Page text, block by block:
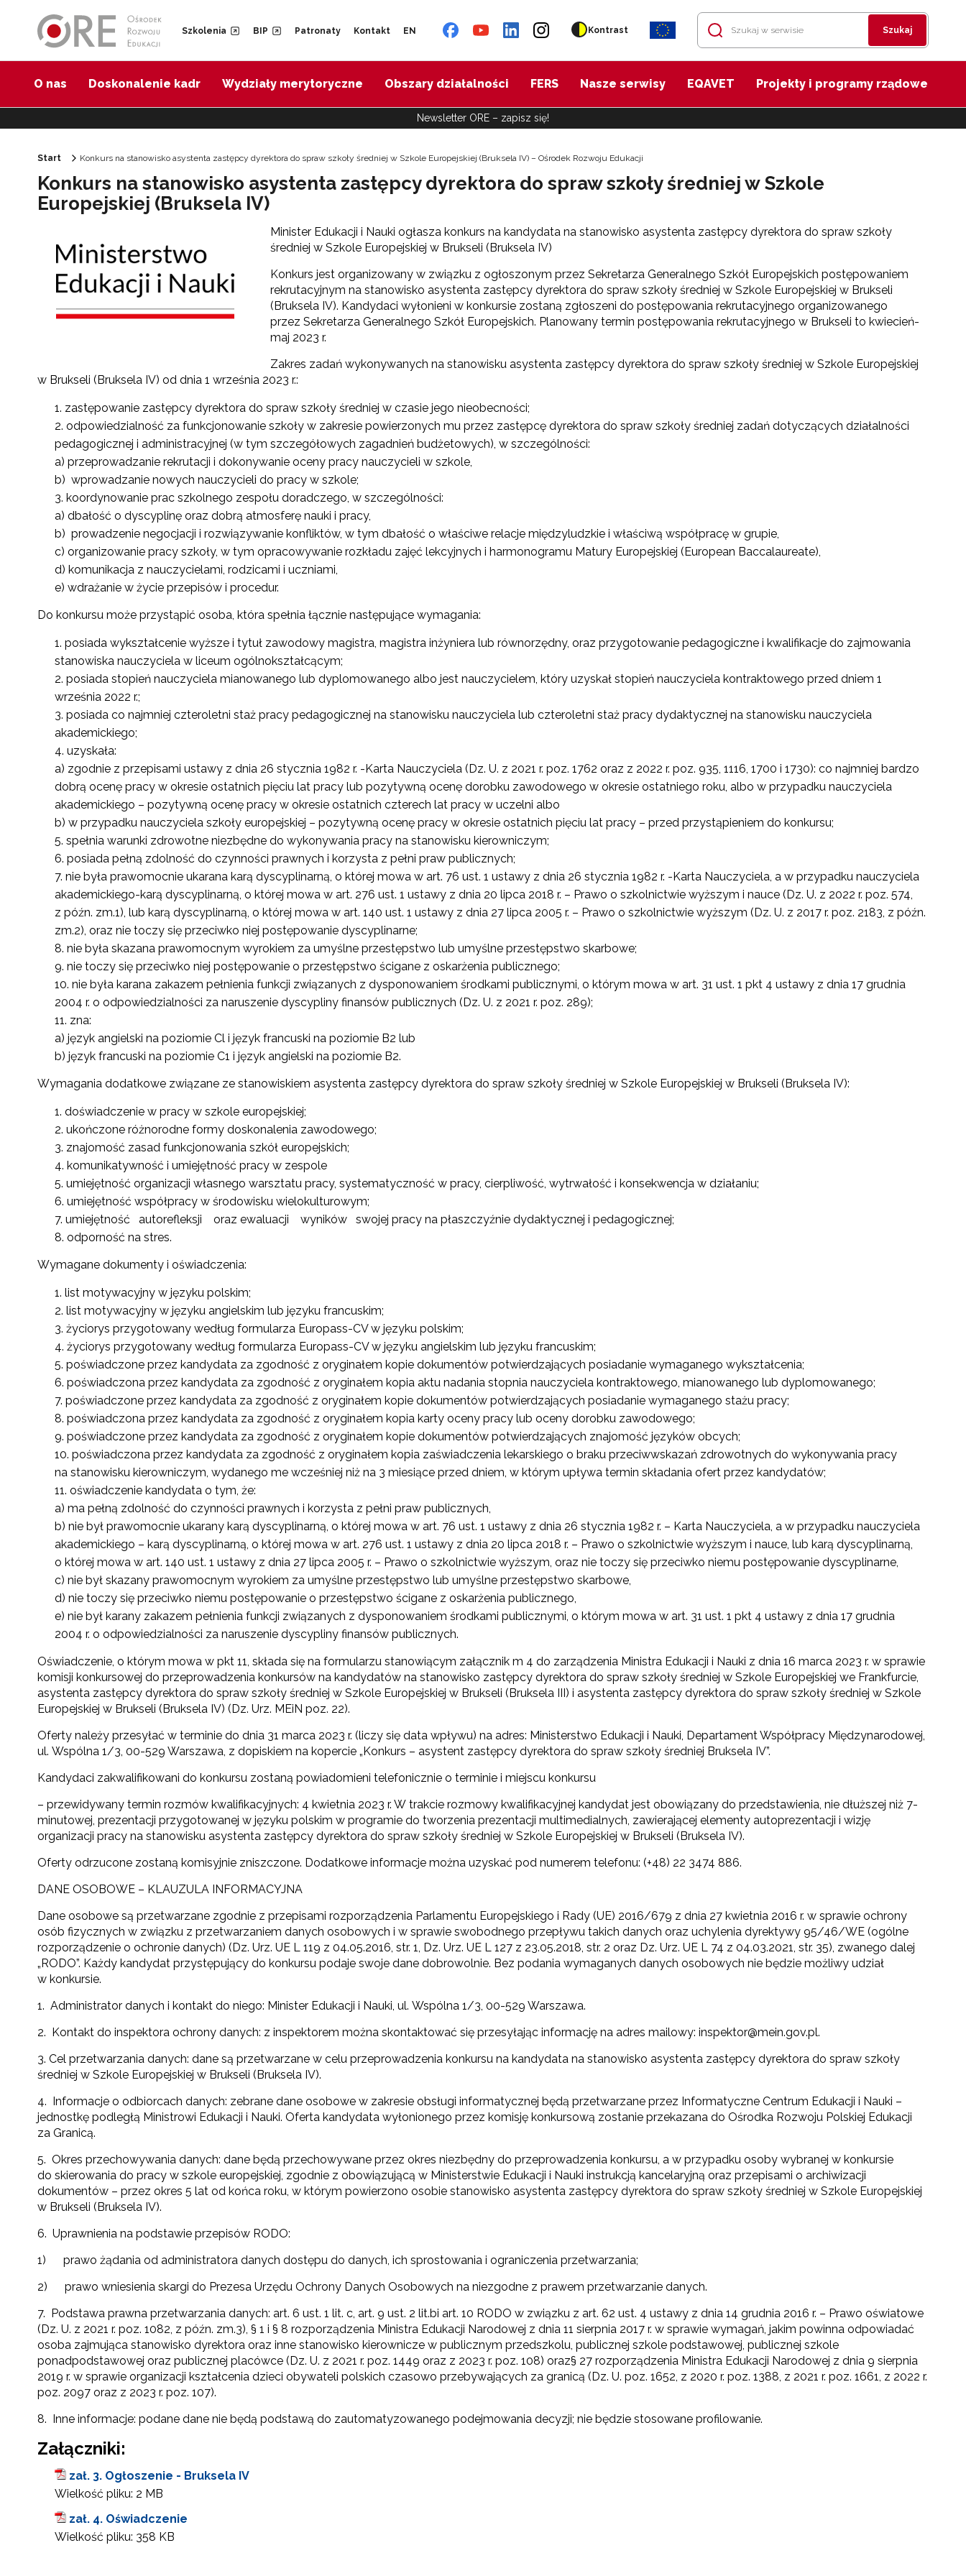
Szkolenia BIP Patronaty Kontakt EN Kontrast Szukaj
O nas Doskonalenie kadr Wydziały merytoryczne Obszary działalności FERS Nasze serwisy EQAVET Projekty i programy rządowe
Newsletter ORE – zapisz się!
Start Konkurs na stanowisko asystenta zastępcy dyrektora do spraw szkoły średniej w Szkole Europejskiej (Bruksela IV) – Ośrodek Rozwoju Edukacji
Konkurs na stanowisko asystenta zastępcy dyrektora do spraw szkoły średniej w Szkole
Europejskiej (Bruksela IV)
Minister Edukacji i Nauki ogłasza konkurs na kandydata na stanowisko asystenta zastępcy dyrektora do spraw szkoły
średniej w Szkole Europejskiej w Brukseli (Bruksela IV)
Konkurs jest organizowany w związku z ogłoszonym przez Sekretarza Generalnego Szkół Europejskich postępowaniem
rekrutacyjnym na stanowisko asystenta zastępcy dyrektora do spraw szkoły średniej w Szkole Europejskiej w Brukseli
(Bruksela IV). Kandydaci wyłonieni w konkursie zostaną zgłoszeni do postępowania rekrutacyjnego organizowanego
przez Sekretarza Generalnego Szkół Europejskich. Planowany termin postępowania rekrutacyjnego w Brukseli to kwiecień-
maj 2023 r.
Zakres zadań wykonywanych na stanowisku asystenta zastępcy dyrektora do spraw szkoły średniej w Szkole Europejskiej
w Brukseli (Bruksela IV) od dnia 1 września 2023 r.:
zastępowanie zastępcy dyrektora do spraw szkoły średniej w czasie jego nieobecności;
odpowiedzialność za funkcjonowanie szkoły w zakresie powierzonych mu przez zastępcę dyrektora do spraw szkoły średniej zadań dotyczących działalności
pedagogicznej i administracyjnej (w tym szczegółowych zagadnień budżetowych), w szczególności:
a) przeprowadzanie rekrutacji i dokonywanie oceny pracy nauczycieli w szkole,
b) wprowadzanie nowych nauczycieli do pracy w szkole;
koordynowanie prac szkolnego zespołu doradczego, w szczególności:
a) dbałość o dyscyplinę oraz dobrą atmosferę nauki i pracy,
b) prowadzenie negocjacji i rozwiązywanie konfliktów, w tym dbałość o właściwe relacje międzyludzkie i właściwą współpracę w grupie,
c) organizowanie pracy szkoły, w tym opracowywanie rozkładu zajęć lekcyjnych i harmonogramu Matury Europejskiej (European Baccalaureate),
d) komunikacja z nauczycielami, rodzicami i uczniami,
e) wdrażanie w życie przepisów i procedur.
Do konkursu może przystąpić osoba, która spełnia łącznie następujące wymagania:
posiada wykształcenie wyższe i tytuł zawodowy magistra, magistra inżyniera lub równorzędny, oraz przygotowanie pedagogiczne i kwalifikacje do zajmowania
stanowiska nauczyciela w liceum ogólnokształcącym;
posiada stopień nauczyciela mianowanego lub dyplomowanego albo jest nauczycielem, który uzyskał stopień nauczyciela kontraktowego przed dniem 1
września 2022 r.;
posiada co najmniej czteroletni staż pracy pedagogicznej na stanowisku nauczyciela lub czteroletni staż pracy dydaktycznej na stanowisku nauczyciela
akademickiego;
uzyskała:
a) zgodnie z przepisami ustawy z dnia 26 stycznia 1982 r. -Karta Nauczyciela (Dz. U. z 2021 r. poz. 1762 oraz z 2022 r. poz. 935, 1116, 1700 i 1730): co najmniej bardzo
dobrą ocenę pracy w okresie ostatnich pięciu lat pracy lub pozytywną ocenę dorobku zawodowego w okresie ostatniego roku, albo w przypadku nauczyciela
akademickiego – pozytywną ocenę pracy w okresie ostatnich czterech lat pracy w uczelni albo
b) w przypadku nauczyciela szkoły europejskiej – pozytywną ocenę pracy w okresie ostatnich pięciu lat pracy – przed przystąpieniem do konkursu;
spełnia warunki zdrowotne niezbędne do wykonywania pracy na stanowisku kierowniczym;
posiada pełną zdolność do czynności prawnych i korzysta z pełni praw publicznych;
nie była prawomocnie ukarana karą dyscyplinarną, o której mowa w art. 76 ust. 1 ustawy z dnia 26 stycznia 1982 r. -Karta Nauczyciela, a w przypadku nauczyciela
akademickiego-karą dyscyplinarną, o której mowa w art. 276 ust. 1 ustawy z dnia 20 lipca 2018 r. – Prawo o szkolnictwie wyższym i nauce (Dz. U. z 2022 r. poz. 574,
z późn. zm.1), lub karą dyscyplinarną, o której mowa w art. 140 ust. 1 ustawy z dnia 27 lipca 2005 r. – Prawo o szkolnictwie wyższym (Dz. U. z 2017 r. poz. 2183, z późn.
zm.2), oraz nie toczy się przeciwko niej postępowanie dyscyplinarne;
nie była skazana prawomocnym wyrokiem za umyślne przestępstwo lub umyślne przestępstwo skarbowe;
nie toczy się przeciwko niej postępowanie o przestępstwo ścigane z oskarżenia publicznego;
nie była karana zakazem pełnienia funkcji związanych z dysponowaniem środkami publicznymi, o którym mowa w art. 31 ust. 1 pkt 4 ustawy z dnia 17 grudnia
2004 r. o odpowiedzialności za naruszenie dyscypliny finansów publicznych (Dz. U. z 2021 r. poz. 289);
zna:
a) język angielski na poziomie Cl i język francuski na poziomie B2 lub
b) język francuski na poziomie C1 i język angielski na poziomie B2.
Wymagania dodatkowe związane ze stanowiskiem asystenta zastępcy dyrektora do spraw szkoły średniej w Szkole Europejskiej w Brukseli (Bruksela IV):
doświadczenie w pracy w szkole europejskiej;
ukończone różnorodne formy doskonalenia zawodowego;
znajomość zasad funkcjonowania szkół europejskich;
komunikatywność i umiejętność pracy w zespole
umiejętność organizacji własnego warsztatu pracy, systematyczność w pracy, cierpliwość, wytrwałość i konsekwencja w działaniu;
umiejętność współpracy w środowisku wielokulturowym;
umiejętność autorefleksji oraz ewaluacji wyników swojej pracy na płaszczyźnie dydaktycznej i pedagogicznej;
odporność na stres.
Wymagane dokumenty i oświadczenia:
list motywacyjny w języku polskim;
list motywacyjny w języku angielskim lub języku francuskim;
życiorys przygotowany według formularza Europass-CV w języku polskim;
życiorys przygotowany według formularza Europass-CV w języku angielskim lub języku francuskim;
poświadczone przez kandydata za zgodność z oryginałem kopie dokumentów potwierdzających posiadanie wymaganego wykształcenia;
poświadczona przez kandydata za zgodność z oryginałem kopia aktu nadania stopnia nauczyciela kontraktowego, mianowanego lub dyplomowanego;
poświadczone przez kandydata za zgodność z oryginałem kopie dokumentów potwierdzających posiadanie wymaganego stażu pracy;
poświadczona przez kandydata za zgodność z oryginałem kopia karty oceny pracy lub oceny dorobku zawodowego;
poświadczone przez kandydata za zgodność z oryginałem kopie dokumentów potwierdzających znajomość języków obcych;
poświadczona przez kandydata za zgodność z oryginałem kopia zaświadczenia lekarskiego o braku przeciwwskazań zdrowotnych do wykonywania pracy
na stanowisku kierowniczym, wydanego me wcześniej niż na 3 miesiące przed dniem, w którym upływa termin składania ofert przez kandydatów;
oświadczenie kandydata o tym, że:
a) ma pełną zdolność do czynności prawnych i korzysta z pełni praw publicznych,
b) nie był prawomocnie ukarany karą dyscyplinarną, o której mowa w art. 76 ust. 1 ustawy z dnia 26 stycznia 1982 r. – Karta Nauczyciela, a w przypadku nauczyciela
akademickiego – karą dyscyplinarną, o której mowa w art. 276 ust. 1 ustawy z dnia 20 lipca 2018 r. – Prawo o szkolnictwie wyższym i nauce, lub karą dyscyplinarną,
o której mowa w art. 140 ust. 1 ustawy z dnia 27 lipca 2005 r. – Prawo o szkolnictwie wyższym, oraz nie toczy się przeciwko niemu postępowanie dyscyplinarne,
c) nie był skazany prawomocnym wyrokiem za umyślne przestępstwo lub umyślne przestępstwo skarbowe,
d) nie toczy się przeciwko niemu postępowanie o przestępstwo ścigane z oskarżenia publicznego,
e) nie był karany zakazem pełnienia funkcji związanych z dysponowaniem środkami publicznymi, o którym mowa w art. 31 ust. 1 pkt 4 ustawy z dnia 17 grudnia
2004 r. o odpowiedzialności za naruszenie dyscypliny finansów publicznych.
Oświadczenie, o którym mowa w pkt 11, składa się na formularzu stanowiącym załącznik m 4 do zarządzenia Ministra Edukacji i Nauki z dnia 16 marca 2023 r. w sprawie
komisji konkursowej do przeprowadzenia konkursów na kandydatów na stanowisko zastępcy dyrektora do spraw szkoły średniej w Szkole Europejskiej we Frankfurcie,
asystenta zastępcy dyrektora do spraw szkoły średniej w Szkole Europejskiej w Brukseli (Bruksela III) i asystenta zastępcy dyrektora do spraw szkoły średniej w Szkole
Europejskiej w Brukseli (Bruksela IV) (Dz. Urz. MEiN poz. 22).
Oferty należy przesyłać w terminie do dnia 31 marca 2023 r. (liczy się data wpływu) na adres: Ministerstwo Edukacji i Nauki, Departament Współpracy Międzynarodowej,
ul. Wspólna 1/3, 00-529 Warszawa, z dopiskiem na kopercie „Konkurs – asystent zastępcy dyrektora do spraw szkoły średniej Bruksela IV”.
Kandydaci zakwalifikowani do konkursu zostaną powiadomieni telefonicznie o terminie i miejscu konkursu
– przewidywany termin rozmów kwalifikacyjnych: 4 kwietnia 2023 r. W trakcie rozmowy kwalifikacyjnej kandydat jest obowiązany do przedstawienia, nie dłuższej niż 7-
minutowej, prezentacji przygotowanej w języku polskim w programie do tworzenia prezentacji multimedialnych, zawierającej elementy autoprezentacji i wizję
organizacji pracy na stanowisku asystenta zastępcy dyrektora do spraw szkoły średniej w Szkole Europejskiej w Brukseli (Bruksela IV).
Oferty odrzucone zostaną komisyjnie zniszczone. Dodatkowe informacje można uzyskać pod numerem telefonu: (+48) 22 3474 886.
DANE OSOBOWE – KLAUZULA INFORMACYJNA
Dane osobowe są przetwarzane zgodnie z przepisami rozporządzenia Parlamentu Europejskiego i Rady (UE) 2016/679 z dnia 27 kwietnia 2016 r. w sprawie ochrony
osób fizycznych w związku z przetwarzaniem danych osobowych i w sprawie swobodnego przepływu takich danych oraz uchylenia dyrektywy 95/46/WE (ogólne
rozporządzenie o ochronie danych) (Dz. Urz. UE L 119 z 04.05.2016, str. 1, Dz. Urz. UE L 127 z 23.05.2018, str. 2 oraz Dz. Urz. UE L 74 z 04.03.2021, str. 35), zwanego dalej
„RODO”. Każdy kandydat przystępujący do konkursu podaje swoje dane dobrowolnie. Bez podania wymaganych danych osobowych nie będzie możliwy udział
w konkursie.
1. Administrator danych i kontakt do niego: Minister Edukacji i Nauki, ul. Wspólna 1/3, 00-529 Warszawa.
2. Kontakt do inspektora ochrony danych: z inspektorem można skontaktować się przesyłając informację na adres mailowy: inspektor@mein.gov.pl.
3. Cel przetwarzania danych: dane są przetwarzane w celu przeprowadzenia konkursu na kandydata na stanowisko asystenta zastępcy dyrektora do spraw szkoły
średniej w Szkole Europejskiej w Brukseli (Bruksela IV).
4. Informacje o odbiorcach danych: zebrane dane osobowe w zakresie obsługi informatycznej będą przetwarzane przez Informatyczne Centrum Edukacji i Nauki –
jednostkę podległą Ministrowi Edukacji i Nauki. Oferta kandydata wyłonionego przez komisję konkursową zostanie przekazana do Ośrodka Rozwoju Polskiej Edukacji
za Granicą.
5. Okres przechowywania danych: dane będą przechowywane przez okres niezbędny do przeprowadzenia konkursu, a w przypadku osoby wybranej w konkursie
do skierowania do pracy w szkole europejskiej, zgodnie z obowiązującą w Ministerstwie Edukacji i Nauki instrukcją kancelaryjną oraz przepisami o archiwizacji
dokumentów – przez okres 5 lat od końca roku, w którym powierzono osobie stanowisko asystenta zastępcy dyrektora do spraw szkoły średniej w Szkole Europejskiej
w Brukseli (Bruksela IV).
6. Uprawnienia na podstawie przepisów RODO:
1) prawo żądania od administratora danych dostępu do danych, ich sprostowania i ograniczenia przetwarzania;
2) prawo wniesienia skargi do Prezesa Urzędu Ochrony Danych Osobowych na niezgodne z prawem przetwarzanie danych.
7. Podstawa prawna przetwarzania danych: art. 6 ust. 1 lit. c, art. 9 ust. 2 lit.bi art. 10 RODO w związku z art. 62 ust. 4 ustawy z dnia 14 grudnia 2016 r. – Prawo oświatowe
(Dz. U. z 2021 r. poz. 1082, z późn. zm.3), § 1 i § 8 rozporządzenia Ministra Edukacji Narodowej z dnia 11 sierpnia 2017 r. w sprawie wymagań, jakim powinna odpowiadać
osoba zajmująca stanowisko dyrektora oraz inne stanowisko kierownicze w publicznym przedszkolu, publicznej szkole podstawowej, publicznej szkole
ponadpodstawowej oraz publicznej placówce (Dz. U. z 2021 r. poz. 1449 oraz z 2023 r. poz. 108) oraz§ 27 rozporządzenia Ministra Edukacji Narodowej z dnia 9 sierpnia
2019 r. w sprawie organizacji kształcenia dzieci obywateli polskich czasowo przebywających za granicą (Dz. U. poz. 1652, z 2020 r. poz. 1388, z 2021 r. poz. 1661, z 2022 r.
poz. 2097 oraz z 2023 r. poz. 107).
8. Inne informacje: podane dane nie będą podstawą do zautomatyzowanego podejmowania decyzji; nie będzie stosowane profilowanie.
Załączniki:
zał. 3. Ogłoszenie - Bruksela IV
Wielkość pliku: 2 MB
zał. 4. Oświadczenie
Wielkość pliku: 358 KB
Newsletter ORE
Zapisz się i bądź na bieżąco z najnowszymi informacjami
o szkoleniach i programach.
Adres e-mail:
celach marketingowych.
Zapisuję się